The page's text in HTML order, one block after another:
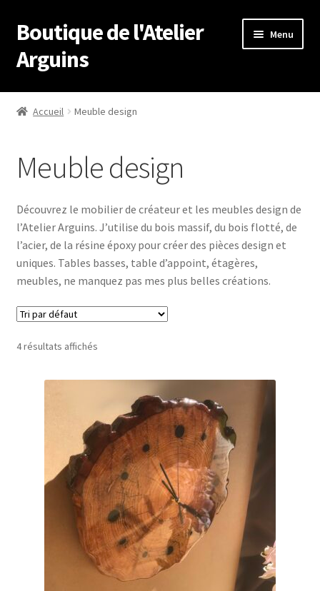
Aller
à
la
Aller
au
contenu
Boutique de l'Atelier
Arguins
Menu
Accueil
Boutique
Conditions Générales de Vente
Contact
Mentions légales
Mon compte
Politique de confidentialité
Politique en matière de remboursements et de retours
Validation de la commande
Accueil Meuble design
Meuble design
Découvrez le mobilier de créateur et les meubles design de
l’Atelier Arguins. J’utilise du bois massif, du bois flotté, de
l’acier, de la résine époxy pour créer des pièces design et
uniques. Tables basses, table d’appoint, étagères,
meubles, ne manquez pas mes plus belles créations.
4 résultats affichés